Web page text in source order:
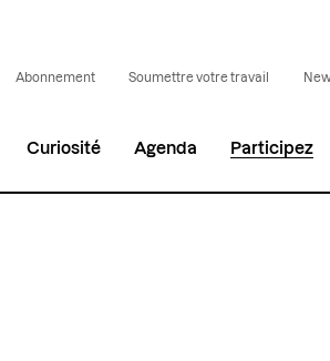
Abonnement Soumettre votre travail
Curiosité Agenda Participez